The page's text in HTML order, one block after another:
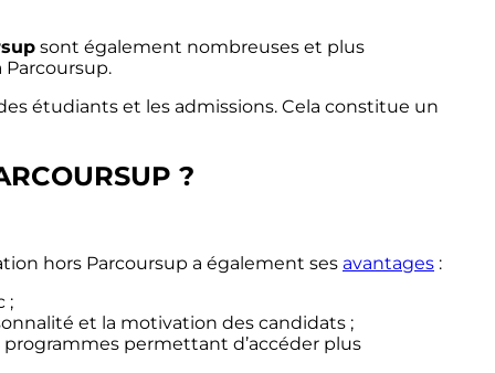
sont également nombreuses et plus
Parcoursup.
étudiants et les admissions. Cela constitue un
?
hors Parcoursup a également ses avantages :
;
et la motivation des candidats ;
permettant d’accéder plus